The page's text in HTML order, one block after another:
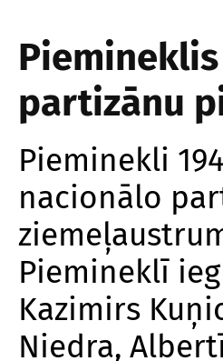
partizānu
Pieminekli
nacionālo
Piemineklī
Kazimirs
Niedra,